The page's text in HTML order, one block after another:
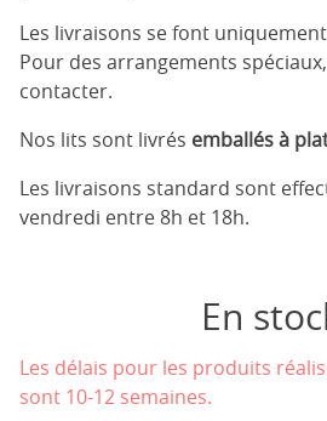
Les livraisons se font
Pour des arrangements
contacter.
Nos lits sont livrés emballés à
Les livraisons standard sont
vendredi entre 8h et 18h.
En
Les délais pour les produits
sont 10-12 semaines.